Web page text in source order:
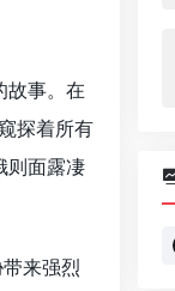
故事。在
探着所有
则面露凄
来强烈